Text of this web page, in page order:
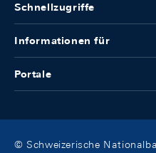
Schnellzugriffe
Informationen für
Portale
© Schweizerische